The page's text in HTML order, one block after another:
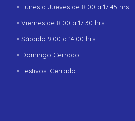
• Lunes a Jueves de 8:00 a 17:45 hrs.
• Viernes de 8:00 a 17:30 hrs.
• Sábado 9.00 a 14.00 hrs.
• Domingo Cerrado
• Festivos: Cerrado